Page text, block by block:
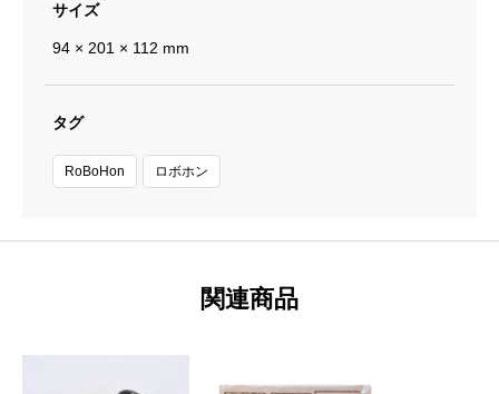
サイズ
94 × 201 × 112 mm
タグ
RoBoHon ロボホン
関連商品